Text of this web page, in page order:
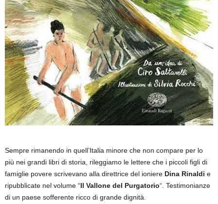
Sempre rimanendo in quell’Italia minore che non compare per lo
più nei grandi libri di storia, rileggiamo le lettere che i piccoli figli di
famiglie povere scrivevano alla direttrice del ioniere Dina Rinaldi e
ripubblicate nel volume “Il Vallone del Purgatorio“. Testimonianze
di un paese sofferente ricco di grande dignità.